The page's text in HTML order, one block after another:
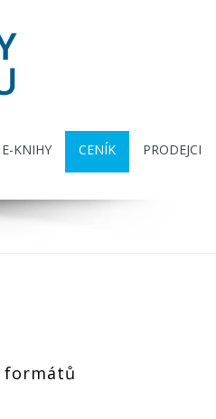
KNIHY CENÍK PRODEJCI
formátů